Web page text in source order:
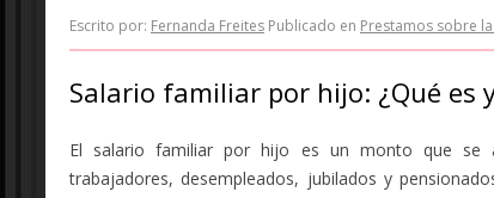
Escrito por: Fernanda Freites Publicado en Prestamos sobre
Salario familiar por hijo: ¿Qué es
El salario familiar por hijo es un monto que se
trabajadores, desempleados, jubilados y